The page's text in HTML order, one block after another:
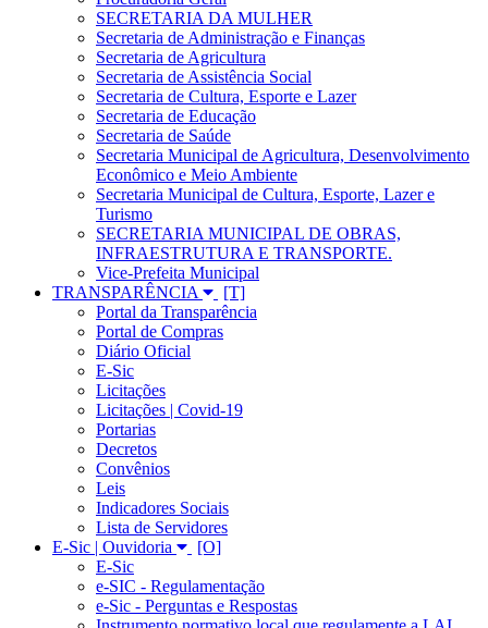
SECRETARIA DA MULHER
Secretaria de Administração e Finanças
Secretaria de Agricultura
Secretaria de Assistência Social
Secretaria de Cultura, Esporte e Lazer
Secretaria de Educação
Secretaria de Saúde
Secretaria Municipal de Agricultura, Desenvolvimento
Econômico e Meio Ambiente
Secretaria Municipal de Cultura, Esporte, Lazer e
Turismo
SECRETARIA MUNICIPAL DE OBRAS,
INFRAESTRUTURA E TRANSPORTE.
Vice-Prefeita Municipal
TRANSPARÊNCIA
Portal da Transparência
Portal de Compras
Diário Oficial
E-Sic
Licitações
Licitações | Covid-19
Portarias
Decretos
Convênios
Leis
Indicadores Sociais
Lista de Servidores
E-Sic | Ouvidoria
E-Sic
e-SIC - Regulamentação
e-Sic - Perguntas e Respostas